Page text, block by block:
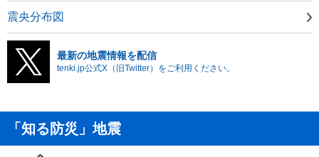
震央分布図
最新の地震情報を配信
tenki.jp公式X（旧Twitter）をご利用ください。
「知る防災」地震